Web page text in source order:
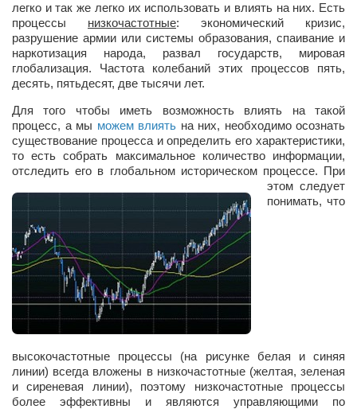
легко и так же легко их использовать и влиять на них. Есть
процессы низкочастотные: экономический кризис,
разрушение армии или системы образования, спаивание и
наркотизация народа, развал государств, мировая
глобализация. Частота колебаний этих процессов пять,
десять, пятьдесят, две тысячи лет.
Для того чтобы иметь возможность влиять на такой
процесс, а мы можем влиять на них, необходимо осознать
существование процесса и определить его характеристики,
то есть собрать максимальное количество информации,
отследить его в глобальном историческом процессе. При
этом следует
понимать, что
высокочастотные процессы (на рисунке белая и синяя
линии) всегда вложены в низкочастотные (желтая, зеленая
и сиреневая линии), поэтому низкочастотные процессы
более эффективны и являются управляющими по